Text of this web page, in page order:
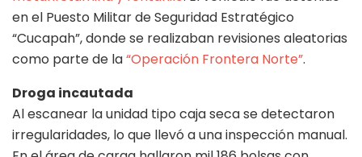
en el Puesto Militar de Seguridad Estratégico
“Cucapah”, donde se realizaban revisiones aleatorias
como parte de la“Operación Frontera Norte”.
Droga incautada
Al escanear la unidad tipo caja seca se detectaron
irregularidades, lo que llevó a una inspección manual.